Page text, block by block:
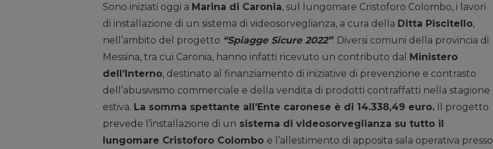
Sono iniziati oggi a Marina di Caronia, sul lungomare Cristoforo Colombo, i lavori
di installazione di un sistema di videosorveglianza, a cura della Ditta Piscitello,
nell’ambito del progetto “Spiagge Sicure 2022”. Diversi comuni della provincia di
Messina, tra cui Caronia, hanno infatti ricevuto un contributo dal Ministero
dell’Interno, destinato al finanziamento di iniziative di prevenzione e contrasto
dell’abusivismo commerciale e della vendita di prodotti contraffatti nella stagione
estiva. La somma spettante all’Ente caronese è di 14.338,49 euro. Il progetto
prevede l’installazione di un sistema di videosorveglianza su tutto il
lungomare Cristoforo Colombo e l’allestimento di apposita sala operativa presso